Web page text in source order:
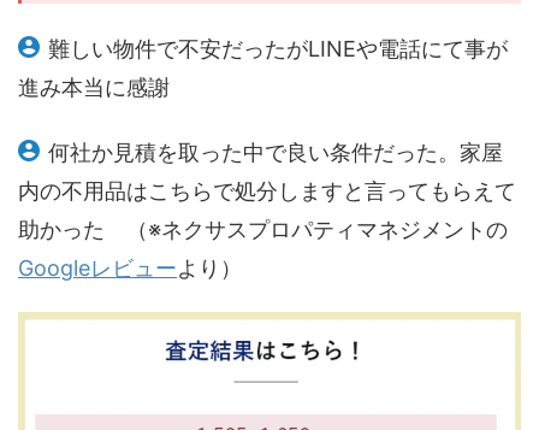
難しい物件で不安だったがLINEや電話にて事が
進み本当に感謝
何社か見積を取った中で良い条件だった。家屋
内の不用品はこちらで処分しますと言ってもらえて
助かった （※ネクサスプロパティマネジメントの
Googleレビューより）